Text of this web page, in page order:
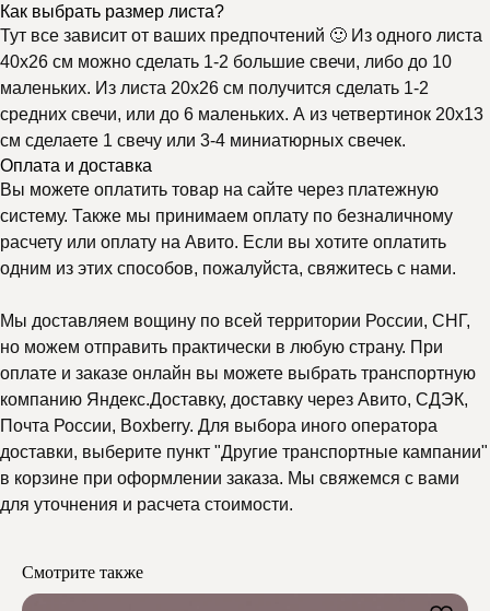
Как выбрать размер листа?
Тут все зависит от ваших предпочтений 🙂 Из одного листа
40х26 см можно сделать 1-2 большие свечи, либо до 10
маленьких. Из листа 20х26 см получится сделать 1-2
средних свечи, или до 6 маленьких. А из четвертинок 20х13
см сделаете 1 свечу или 3-4 миниатюрных свечек.
Оплата и доставка
Вы можете оплатить товар на сайте через платежную
систему. Также мы принимаем оплату по безналичному
расчету или оплату на Авито. Если вы хотите оплатить
одним из этих способов, пожалуйста, свяжитесь с нами.
Мы доставляем вощину по всей территории России, СНГ,
но можем отправить практически в любую страну. При
оплате и заказе онлайн вы можете выбрать транспортную
компанию Яндекс.Доставку, доставку через Авито, СДЭК,
Почта России, Boxberry. Для выбора иного оператора
доставки, выберите пункт "Другие транспортные кампании"
в корзине при оформлении заказа. Мы свяжемся с вами
для уточнения и расчета стоимости.
Смотрите также
Почему выбирают
Мелипонини